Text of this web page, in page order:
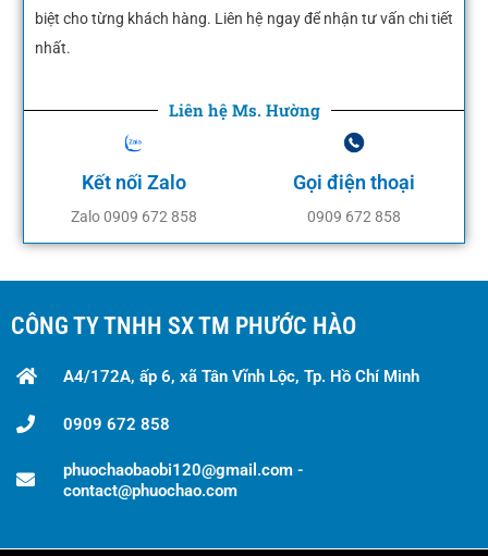
biệt cho từng khách hàng. Liên hệ ngay để nhận tư vấn chi tiết
nhất.
Liên hệ Ms. Hường
Kết nối Zalo
Zalo 0909 672 858
Gọi điện thoại
0909 672 858
CÔNG TY TNHH SX TM PHƯỚC HÀO
A4/172A, ấp 6, xã Tân Vĩnh Lộc, Tp. Hồ Chí Minh
0909 672 858
phuochaobaobi120@gmail.com -
contact@phuochao.com